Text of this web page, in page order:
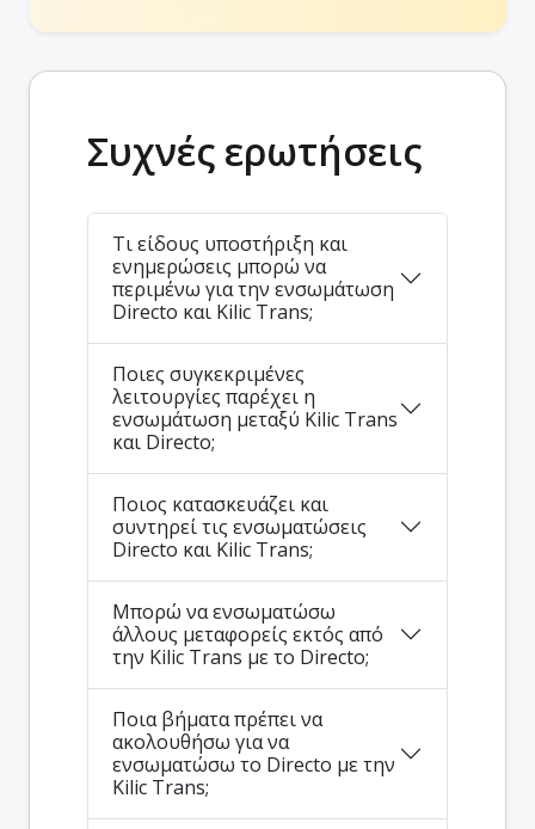
Συχνές ερωτήσεις
Τι είδους υποστήριξη και
ενημερώσεις μπορώ να
περιμένω για την ενσωμάτωση
Directo και Kilic Trans;
Ποιες συγκεκριμένες
λειτουργίες παρέχει η
ενσωμάτωση μεταξύ Kilic Trans
και Directo;
Ποιος κατασκευάζει και
συντηρεί τις ενσωματώσεις
Directo και Kilic Trans;
Μπορώ να ενσωματώσω
άλλους μεταφορείς εκτός από
την Kilic Trans με το Directo;
Ποια βήματα πρέπει να
ακολουθήσω για να
ενσωματώσω το Directo με την
Kilic Trans;